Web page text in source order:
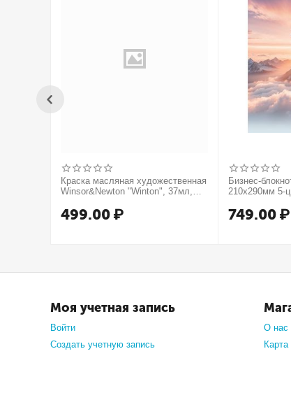
Краска масляная художественная
Winsor&Newton "Winton", 37мл,
499.00 ₽
Бизнес-
210х290мм 5-
мат.ламин. -В
749.00 ₽
Моя учетная запись
Войти
Создать учетную запись
О нас
Карта